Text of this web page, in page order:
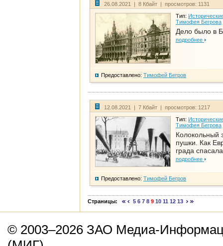
26.08.2021 | 8 Кбайт | просмотров: 1131
Тип:
Тимофея Бегрова
Дело было в
подробнее
Предоставлено: Тимофей Бегров
12.08.2021 | 7 Кбайт | просмотров: 1217
Тип:
Тимофея Бегрова
Колокольный
пушки. Как
града
подробнее
Предоставлено: Тимофей Бегров
Страницы: 5 6 7 8 9 10 11 12 13
© 2003–2026 ЗАО Медиа-